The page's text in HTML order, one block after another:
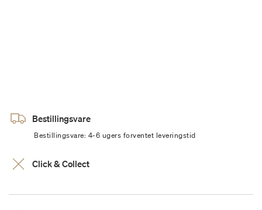
Bestillingsvare
Bestillingsvare: 4-6 ugers forventet leveringstid
Click & Collect